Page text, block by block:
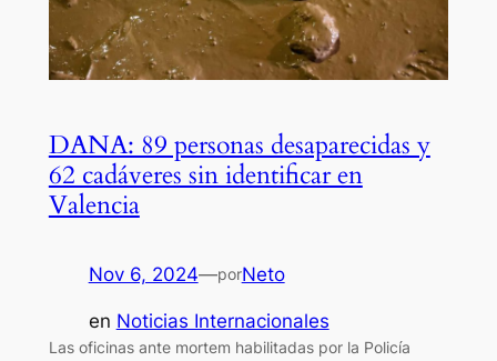
DANA: 89 personas desaparecidas y
62 cadáveres sin identificar en
Valencia
Nov 6, 2024—porNeto
en Noticias Internacionales
Las oficinas ante mortem habilitadas por la Policía